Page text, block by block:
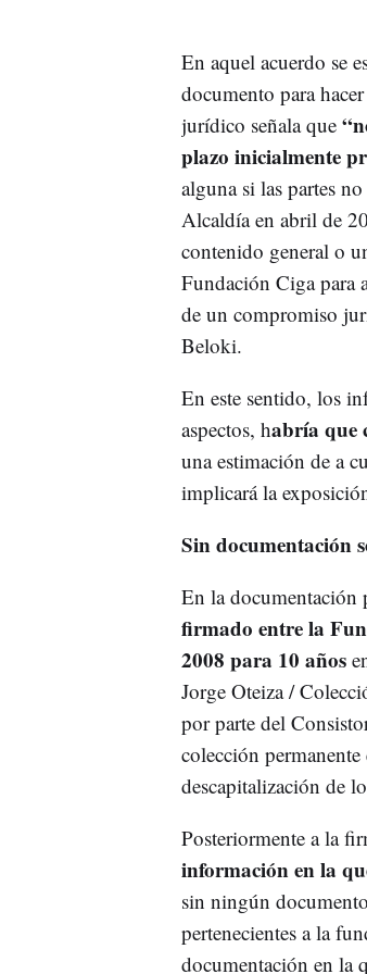
En aquel acuerdo se
documento para
jurídico señala que
plazo inicialmente
alguna si las partes
Alcaldía en abril de
contenido general o
Fundación Ciga para
de un compromiso
Beloki.
En este sentido, los
aspectos, habría que
una estimación de a
implicará la
Sin documentación
En la documentación
firmado entre la
2008 para 10 años
Jorge Oteiza /
por parte del
colección
descapitalización de
Posteriormente a la
información en la
sin ningún
pertenecientes a la
documentación en la